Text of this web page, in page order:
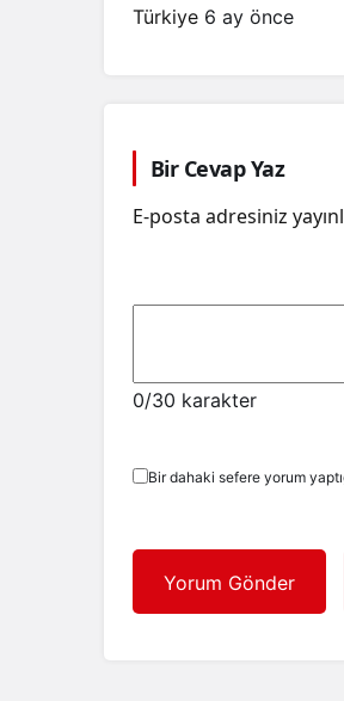
Türkiye 6 ay önce
Bir Cevap Yaz
E-posta adresiniz
0/30 karakter
Bir dahaki sefere yorum
Yorum Gönder